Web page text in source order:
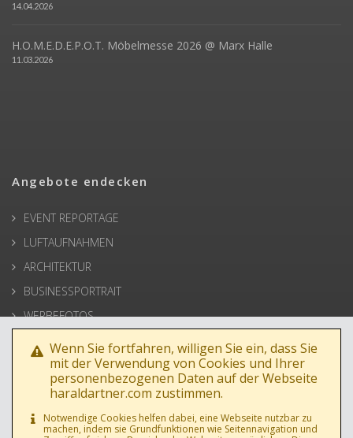
14.04.2026
H.O.M.E.D.E.P.O.T. Möbelmesse 2026 @ Marx Halle
11.03.2026
Angebote endecken
EVENT REPORTAGE
LUFTAUFNAHMEN
ARCHITEKTUR
BUSINESSPORTRAIT
WERBEFOTOS
HOCHZEIT
PRESSE
Wenn Sie fortfahren, willigen Sie ein, dass Sie
mit der Verwendung von Cookies und Ihrer
personenbezogenen Daten auf der Webseite
haraldartner.com zustimmen.
Notwendige Cookies helfen dabei, eine Webseite nutzbar zu
machen, indem sie Grundfunktionen wie Seitennavigation und